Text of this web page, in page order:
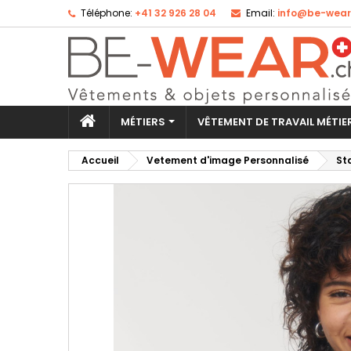
Téléphone: +41 32 926 28 04 Email: info@be-
MÉTIERS VÊTEMENT DE TRAVAIL
Accueil Vetement d'image Personnalisé